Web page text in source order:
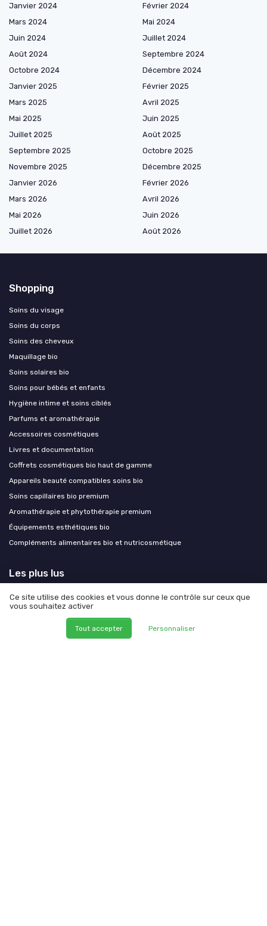
Janvier 2024
Février 2024
Mars 2024
Mai 2024
Juin 2024
Juillet 2024
Août 2024
Septembre 2024
Octobre 2024
Décembre 2024
Janvier 2025
Février 2025
Mars 2025
Avril 2025
Mai 2025
Juin 2025
Juillet 2025
Août 2025
Septembre 2025
Octobre 2025
Novembre 2025
Décembre 2025
Janvier 2026
Février 2026
Mars 2026
Avril 2026
Mai 2026
Juin 2026
Juillet 2026
Août 2026
Shopping
Soins du visage
Soins du corps
Soins des cheveux
Maquillage bio
Soins solaires bio
Soins pour bébés et enfants
Hygiène intime et soins ciblés
Parfums et aromathérapie
Accessoires cosmétiques
Livres et documentation
Coffrets cosmétiques bio haut de gamme
Appareils beauté compatibles soins bio
Soins capillaires bio premium
Aromathérapie et phytothérapie premium
Équipements esthétiques bio
Compléments alimentaires bio et nutricosmétique
Les plus lus
Avis sur le déodorant Exode : ce qu'il faut savoir
Faut-il s’inquiéter des dangers du casque LED pour les cheveux ?
Quels sont les effets secondaires de la poudre de perle ?
Les risques potentiels de la coloration Khadi
Ce site utilise des cookies et vous donne le contrôle sur ceux que
vous souhaitez activer
Tout accepter Personnaliser